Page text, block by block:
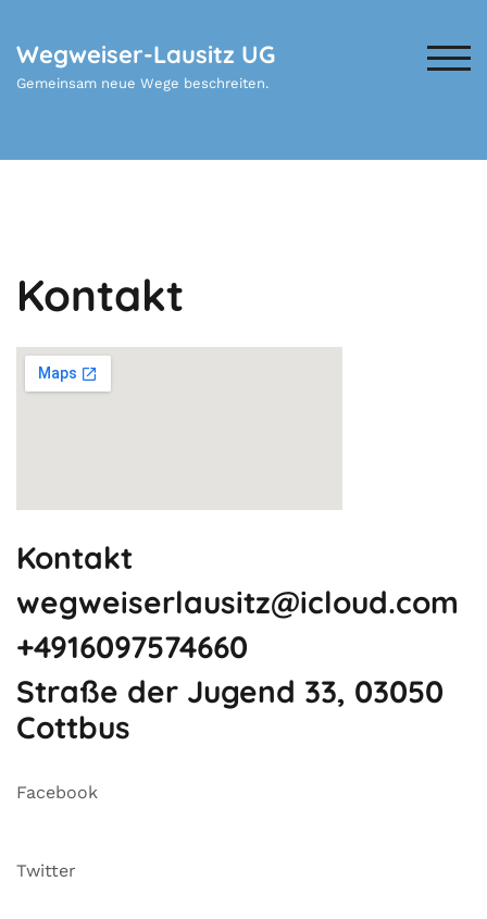
springen
Wegweiser-Lausitz UG
Gemeinsam neue Wege beschreiten.
Kontakt
Kontakt
wegweiserlausitz@icloud.com
+4916097574660
Straße der Jugend 33, 03050
Cottbus
Facebook
Twitter